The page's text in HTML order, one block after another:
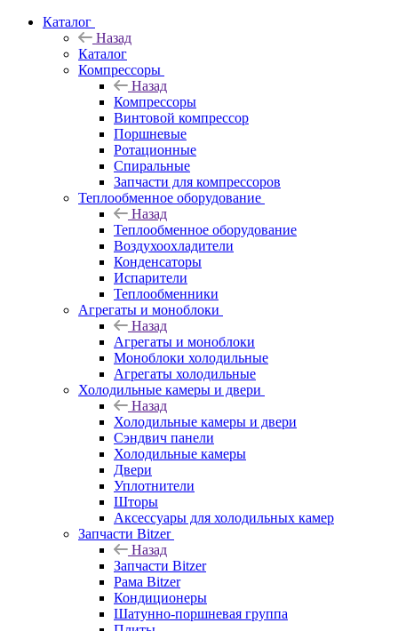
Каталог
Назад
Каталог
Компрессоры
Назад
Компрессоры
Винтовой компрессор
Поршневые
Ротационные
Спиральные
Запчасти для компрессоров
Теплообменное оборудование
Назад
Теплообменное оборудование
Воздухоохладители
Конденсаторы
Испарители
Теплообменники
Агрегаты и моноблоки
Назад
Агрегаты и моноблоки
Моноблоки холодильные
Агрегаты холодильные
Холодильные камеры и двери
Назад
Холодильные камеры и двери
Сэндвич панели
Холодильные камеры
Двери
Уплотнители
Шторы
Аксессуары для холодильных камер
Запчасти Bitzer
Назад
Запчасти Bitzer
Рама Bitzer
Кондиционеры
Шатунно-поршневая группа